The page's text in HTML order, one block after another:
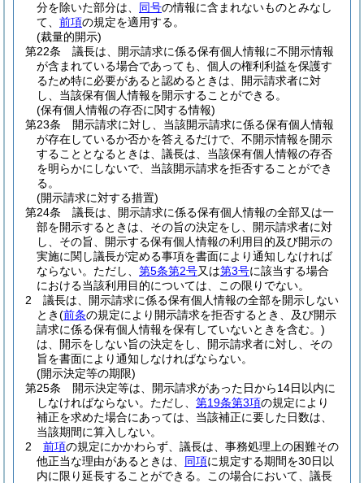
分を除いた部分は、 同号の情報に含まれないものとみなし
て、 前項の規定を適用する。
(裁量的開示)
第22条
議長は、開示請求に係る保有個人情報に不開示情報
が含まれている場合であっても、個人の権利利益を保護す
るため特に必要があると認めるときは、開示請求者に対
し、当該保有個人情報を開示することができる。
(保有個人情報の存否に関する情報)
第23条
開示請求に対し、当該開示請求に係る保有個人情報
が存在しているか否かを答えるだけで、不開示情報を開示
することとなるときは、議長は、当該保有個人情報の存否
を明らかにしないで、当該開示請求を拒否することができ
る。
(開示請求に対する措置)
第24条
議長は、開示請求に係る保有個人情報の全部又は一
部を開示するときは、その旨の決定をし、開示請求者に対
し、その旨、開示する保有個人情報の利用目的及び開示の
実施に関し議長が定める事項を書面により通知しなければ
ならない。 ただし、 第5条第2号又は第3号に該当する場合
における当該利用目的については、この限りでない。
2
議長は、開示請求に係る保有個人情報の全部を開示しない
とき(前条の規定により開示請求を拒否するとき、及び開示
請求に係る保有個人情報を保有していないときを含む。)
は、開示をしない旨の決定をし、開示請求者に対し、その
旨を書面により通知しなければならない。
(開示決定等の期限)
第25条
開示決定等は、開示請求があった日から14日以内に
しなければならない。 ただし、 第19条第3項の規定により
補正を求めた場合にあっては、当該補正に要した日数は、
当該期間に算入しない。
2
前項の規定にかかわらず、議長は、事務処理上の困難その
他正当な理由があるときは、 同項に規定する期間を30日以
内に限り延長することができる。
この場合において、議長